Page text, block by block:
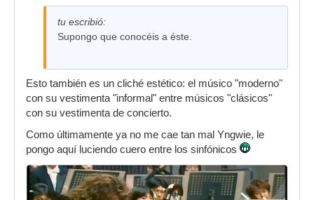
tu escribió:
Supongo que conocéis a éste.
Esto también es un cliché estético: el músico "moderno"
con su vestimenta "informal" entre músicos "clásicos"
con su vestimenta de concierto.
Como últimamente ya no me cae tan mal Yngwie, le
pongo aquí luciendo cuero entre los sinfónicos